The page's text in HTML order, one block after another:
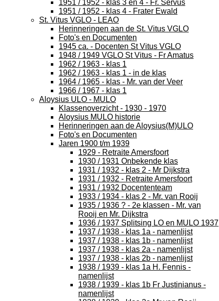
1951 / 1952 - klas 3 en 4 - Fr. Servus
1951 / 1952 - klas 4 - Frater Ewald
St. Vitus VGLO - LEAO
Herinneringen aan de St. Vitus VGLO
Foto's en Documenten
1945 ca. - Docenten St Vitus VGLO
1948 / 1949 VGLO St Vitus - Fr Amatus
1962 / 1963 - klas 1
1962 / 1963 - klas 1 - in de klas
1964 / 1965 - klas - Mr. van der Veer
1966 / 1967 - klas 1
Aloysius ULO - MULO
Klassenoverzicht - 1930 - 1970
Aloysius MULO historie
Herinneringen aan de Aloysius(M)ULO
Foto's en Documenten
Jaren 1900 t/m 1939
1929 - Retraite Amersfoort
1930 / 1931 Onbekende klas
1931 / 1932 - klas 2 - Mr Dijkstra
1931 / 1932 - Retraite Amersfoort
1931 / 1932 Docententeam
1933 / 1934 - klas 2 - Mr. van Rooij
1935 / 1936 ? - 2e klassen - Mr. van
Rooij en Mr. Dijkstra
1936 / 1937 Splitsing LO en MULO 1937
1937 / 1938 - klas 1a - namenlijst
1937 / 1938 - klas 1b - namenlijst
1937 / 1938 - klas 2a - namenlijst
1937 / 1938 - klas 2b - namenlijst
1938 / 1939 - klas 1a H. Fennis -
namenlijst
1938 / 1939 - klas 1b Fr Justinianus -
namenlijst